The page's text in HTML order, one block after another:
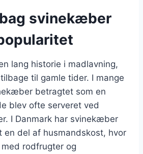
svinekæber
lang historie i madlavning,
til gamle tider. I mange
betragtet som en
blev ofte serveret ved
I Danmark har svinekæber
del af husmandskost, hvor
rodfrugter og